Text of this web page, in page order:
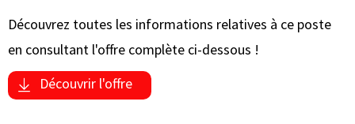
Découvrez toutes les informations relatives à ce poste
en consultant l'offre complète ci-dessous !
Découvrir l'offre